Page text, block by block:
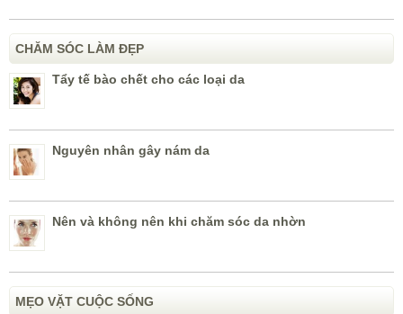
CHĂM SÓC LÀM ĐẸP
Tẩy tế bào chết cho các loại da
Nguyên nhân gây nám da
Nên và không nên khi chăm sóc da nhờn
MẸO VẶT CUỘC SỐNG